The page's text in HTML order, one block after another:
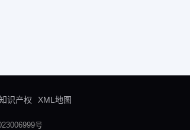
识产权 XML地图
号